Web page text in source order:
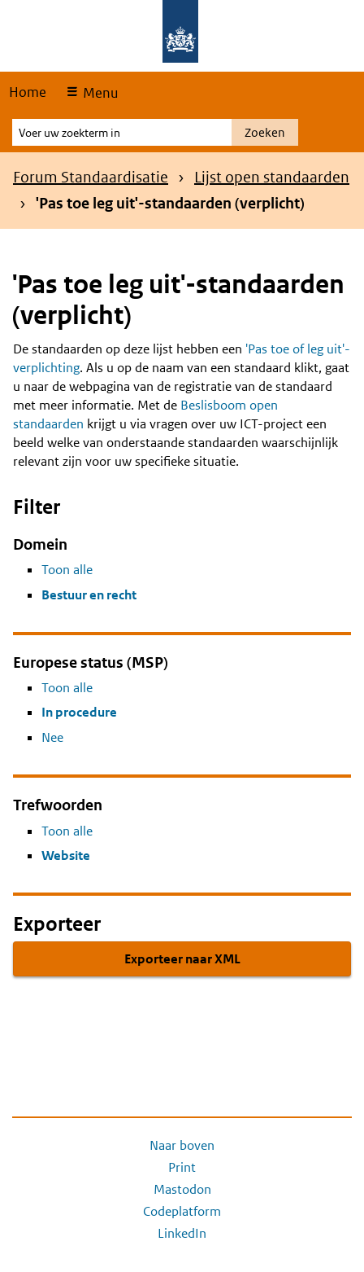
Home Menu
Voer
uw
zoekterm
Zoeken
Kruimelpad
Forum Standaardisatie
Lijst open standaarden
'Pas toe leg uit'-standaarden (verplicht)
'Pas toe leg uit'-standaarden
(verplicht)
Content
De standaarden op deze lijst hebben een 'Pas toe of leg uit'-
verplichting. Als u op de naam van een standaard klikt, gaat
u naar de webpagina van de registratie van de standaard
met meer informatie. Met de Beslisboom open
standaarden krijgt u via vragen over uw ICT-project een
beeld welke van onderstaande standaarden waarschijnlijk
relevant zijn voor uw specifieke situatie.
Filter
Domein
Toon alle
Bestuur en recht
Europese status (MSP)
Toon alle
In procedure
Nee
Trefwoorden
Toon alle
Website
Exporteer
Exporteer naar XML
Naar boven
Print
Mastodon
Codeplatform
LinkedIn